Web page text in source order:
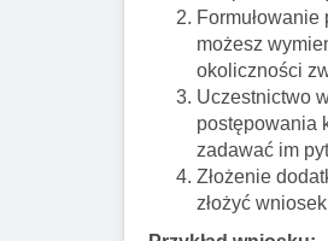
możesz
okoliczności
Uczestnictwo
postępowania
zadawać im
Złożenie
złożyć